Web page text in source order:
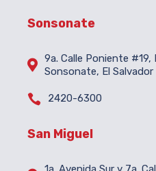
Sonsonate
 9a. Calle Poniente #19,
Sonsonate, El Salvador
 2420-6300
San Miguel